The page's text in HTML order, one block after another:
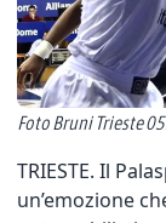
Foto Bruni Trieste
TRIESTE. Il
un’emozione